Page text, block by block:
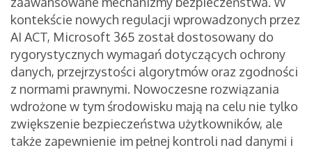
kontekście nowych regulacji wprowadzonych przez
AI ACT, Microsoft 365 został dostosowany do
rygorystycznych wymagań dotyczących ochrony
danych, przejrzystości algorytmów oraz zgodności
z normami prawnymi. Nowoczesne rozwiązania
wdrożone w tym środowisku mają na celu nie tylko
zwiększenie bezpieczeństwa użytkowników, ale
także zapewnienie im pełnej kontroli nad danymi i